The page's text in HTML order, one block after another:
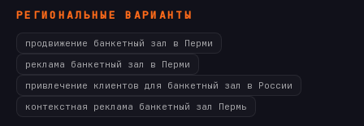
РЕГИОНАЛЬНЫЕ ВАРИАНТЫ
продвижение банкетный зал в Перми
реклама банкетный зал в Перми
привлечение клиентов для банкетный зал в России
контекстная реклама банкетный зал Пермь